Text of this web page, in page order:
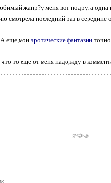
жанр?у меня вот подруга одна
смотрела последний раз в середине
А еще,мои эротические фантазии
что то еще от меня надо,жду в